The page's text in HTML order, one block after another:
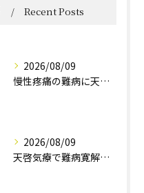
Recent Posts
2026/08/09
慢性疼痛の難病に天啓気療による施術で寛解を目指すクンダリニーとチャクラ覚醒
2026/08/09
天啓気療で難病寛解へ導く東京の施術院クンダリニー・チャクラ覚醒の実践法